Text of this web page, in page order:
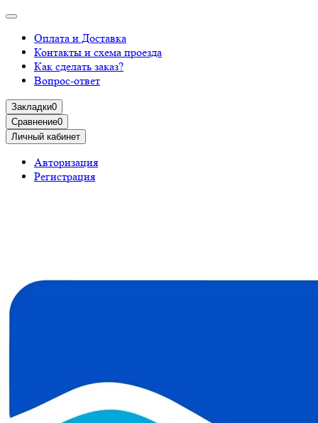
Оплата и Доставка
Контакты и схема проезда
Как сделать заказ?
Вопрос-ответ
Закладки0
Сравнение0
Личный кабинет
Авторизация
Регистрация